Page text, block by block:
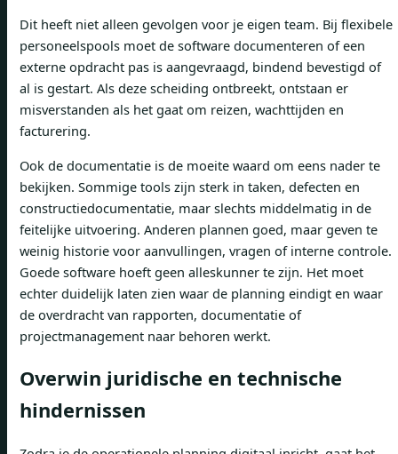
Dit heeft niet alleen gevolgen voor je eigen team. Bij flexibele
personeelspools moet de software documenteren of een
externe opdracht pas is aangevraagd, bindend bevestigd of
al is gestart. Als deze scheiding ontbreekt, ontstaan ​​er
misverstanden als het gaat om reizen, wachttijden en
facturering.
Ook de documentatie is de moeite waard om eens nader te
bekijken. Sommige tools zijn sterk in taken, defecten en
constructiedocumentatie, maar slechts middelmatig in de
feitelijke uitvoering. Anderen plannen goed, maar geven te
weinig historie voor aanvullingen, vragen of interne controle.
Goede software hoeft geen alleskunner te zijn. Het moet
echter duidelijk laten zien waar de planning eindigt en waar
de overdracht van rapporten, documentatie of
projectmanagement naar behoren werkt.
Overwin juridische en technische
hindernissen